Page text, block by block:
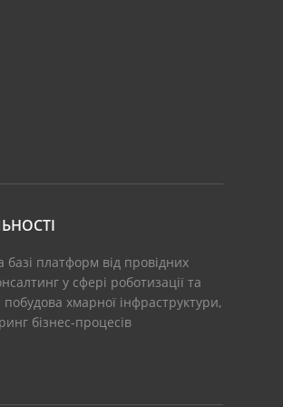
базі платформ від провідних
у сфері роботизації та
побудова хмарної інфраструктури,
бізнес-процесів